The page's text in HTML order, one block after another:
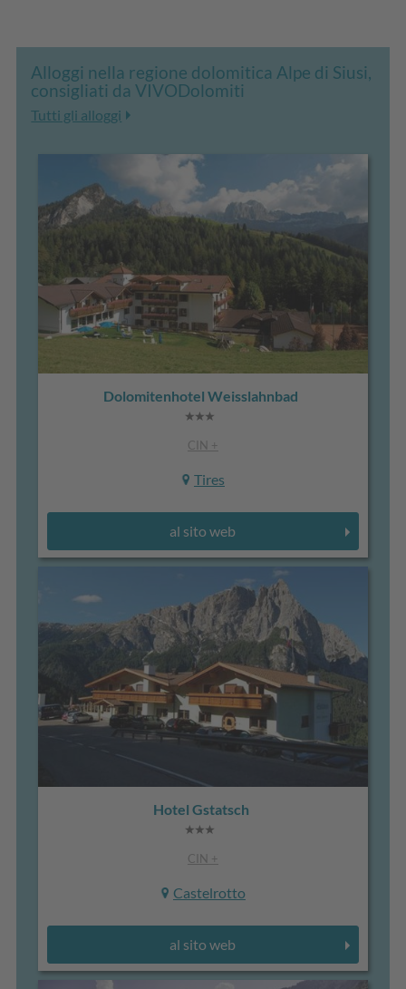
Alloggi nella regione dolomitica Alpe di Siusi,
consigliati da VIVODolomiti
Tutti gli alloggi
Dolomitenhotel Weisslahnbad
CIN +
Tires
al sito web
Hotel Gstatsch
CIN +
Castelrotto
al sito web